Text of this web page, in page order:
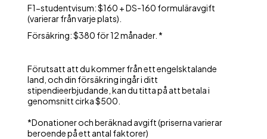
F1-studentvisum: $160 + DS-160 formuläravgift
(varierar från varje plats).
Försäkring: $380 för 12 månader. *
Förutsatt att du kommer från ett engelsktalande
land, och din försäkring ingår i ditt
stipendieerbjudande, kan du titta på att betala i
genomsnitt cirka $500.
*Donationer och beräknad avgift (priserna varierar
beroende på ett antal faktorer)